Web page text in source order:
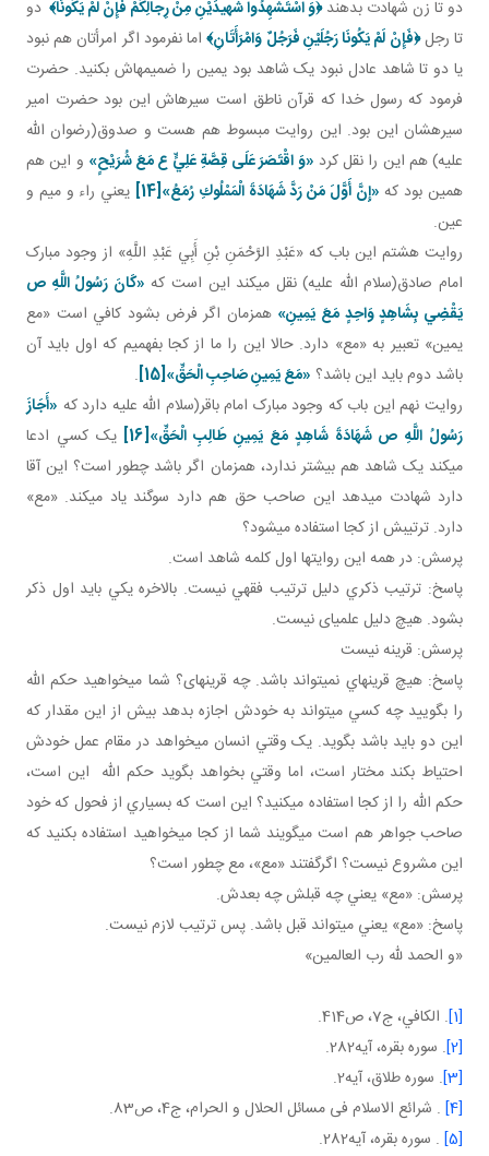
دو تا زن شهادت بدهند﴿وَ اسْتَشْهِدُوا شَهيدَيْنِ مِنْ رِجالِكُمْ فَإِنْ لَمْ يَكُونَا﴾ دو
تا رجل﴿فَإِنْ لَمْ يَكُونَا رَجُلَيْنِ فَرَجُلٌ وَامْرَأَتَانِ﴾اما نفرمود اگر امرأتان هم نبود
يا دو تا شاهد عادل نبود يک شاهد بود يمين را ضميمه اش بکنيد. حضرت
فرمود که رسول خدا که قرآن ناطق است سيره اش اين بود حضرت امير
سيره شان اين بود. اين روايت مبسوط هم هست و صدوق(رضوان الله
عليه) هم اين را نقل کرد «وَ اقْتَصَرَ عَلَى قِصَّةِ عَلِيٍّ ع مَعَ شُرَيْحٍ» و اين هم
همين بود که «إِنَّ أَوَّلَ مَنْ رَدَّ شَهَادَةَ الْمَمْلُوكِ رُمَعُ»[14]
يعني راء و ميم و
عين.
روايت هشتم اين باب که «عَبْدِ الرَّحْمَنِ بْنِ أَبِي عَبْدِ اللَّهِ» از وجود مبارک
امام صادق(سلام الله عليه) نقل مي کند اين است که «كَانَ رَسُولُ اللَّهِ ص
يَقْضِي بِشَاهِدٍ وَاحِدٍ مَعَ يَمِينِ» همزمان اگر فرض بشود کافي است «مع
يمين» تعبير به «مع» دارد. حالا اين را ما از کجا بفهميم که اول بايد آن
باشد دوم بايد اين باشد؟ «مَعَ يَمِينِ صَاحِبِ الْحَقِّ»[15]
.
روايت نهم اين باب که وجود مبارک امام باقر(سلام الله عليه دارد که «أَجَازَ
رَسُولُ اللَّهِ ص شَهَادَةَ شَاهِدٍ مَعَ يَمِينِ طَالِبِ الْحَقِّ»[16]
يک کسي ادعا
مي کند يک شاهد هم بيشتر ندارد، همزمان اگر باشد چطور است؟ اين آقا
دارد شهادت مي دهد اين صاحب حق هم دارد سوگند ياد مي کند. «مع»
دارد. ترتيبش از کجا استفاده مي شود؟
پرسش: در همه اين روايت ها اول کلمه شاهد است.
پاسخ: ترتيب ذکري دليل ترتيب فقهي نيست. بالاخره يکي بايد اول ذکر
بشود. هيچ دليل علمي­ای نيست.
پرسش: قرينه نيست
پاسخ: هيچ قرينه اي نمي تواند باشد. چه قرينه­ای؟ شما مي خواهيد حکم الله
را بگوييد چه کسي مي تواند به خودش اجازه بدهد بيش از اين مقدار که
اين دو بايد باشد بگويد. يک وقتي انسان مي خواهد در مقام عمل خودش
احتياط بکند مختار است، اما وقتي بخواهد بگويد حکم الله اين است،
حکم الله را از کجا استفاده مي کنيد؟ اين است که بسياري از فحول که خود
صاحب جواهر هم است مي گويند شما از کجا مي خواهيد استفاده بکنيد که
اين مشروع نيست؟ اگرگفتند «مع»، مع چطور است؟
پرسش: «مع» يعني چه قبلش چه بعدش.
پاسخ: «مع» يعني مي تواند قبل باشد. پس ترتيب لازم نيست.
«و الحمد لله رب العالمين»
[1] . الكافي، ج‏7، ص414.
[2] . سوره بقره، آيه282.
[3]
. سوره طلاق، آيه2.
[4]
. شرائع الاسلام فی مسائل الحلال و الحرام، ج4، ص83.
[5]
. سوره بقره، آيه282.